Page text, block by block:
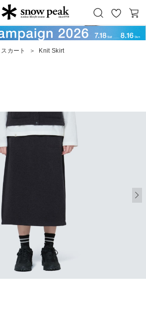
Snow Peak
お
気
カ
ー
スカート ＞ Knit Skirt